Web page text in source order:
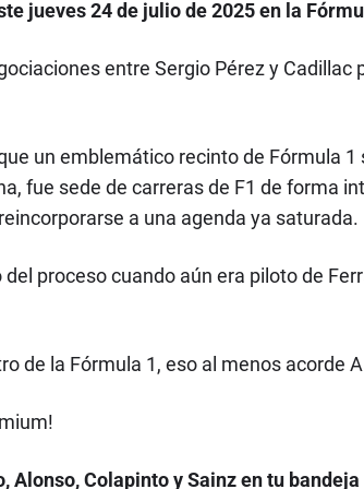
jueves 24 de julio de 2025 en la
entre Sergio Pérez y
un emblemático recinto de Fórmula
fue sede de carreras de F1 de forma
a una agenda ya saturada.
proceso cuando aún era piloto de
de la Fórmula 1, eso al menos acorde
Alonso, Colapinto y Sainz en tu